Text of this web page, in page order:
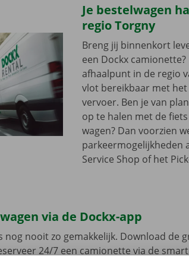
Je bestelwagen
regio Torgny
Breng jij binnenkort
een Dockx camionette?
afhaalpunt in de regio
vlot bereikbaar met
vervoer. Ben je van
op te halen met de
wagen? Dan voorzien
parkeermogelijkheden
Service Shop of het
via de Dockx-app
nog nooit zo gemakkelijk. Download de
24/7 een camionette via de